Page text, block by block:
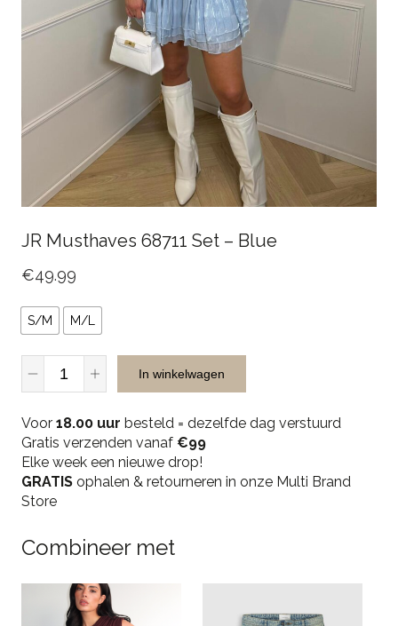
JR Musthaves 68711 Set – Blue
€49.99
S/M M/L
Musthaves
Set
-
Blue
quantity
In winkelwagen
Voor 18.00 uur besteld = dezelfde dag verstuurd
Gratis verzenden vanaf €99
Elke week een nieuwe drop!
GRATIS ophalen & retourneren in onze Multi Brand
Store
Combineer met